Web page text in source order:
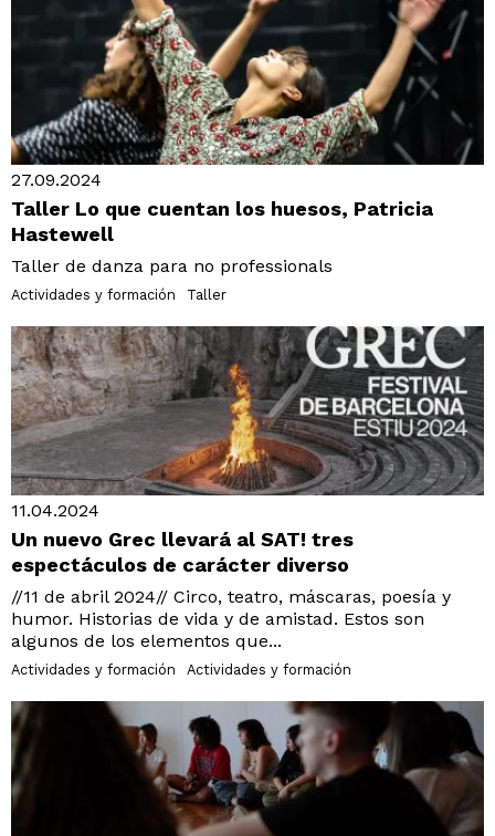
27.09.2024
Taller Lo que cuentan los huesos, Patricia
Hastewell
Taller de danza para no professionals
Actividades y formación Taller
11.04.2024
Un nuevo Grec llevará al SAT! tres
espectáculos de carácter diverso
//11 de abril 2024// Circo, teatro, máscaras, poesía y
humor. Historias de vida y de amistad. Estos son
algunos de los elementos que...
Actividades y formación Actividades y formación